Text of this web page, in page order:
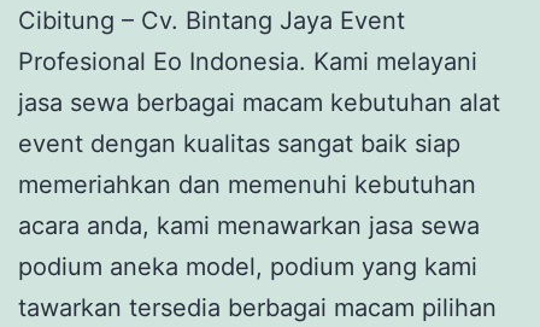
Cibitung – Cv. Bintang Jaya Event
Profesional Eo Indonesia. Kami melayani
jasa sewa berbagai macam kebutuhan alat
event dengan kualitas sangat baik siap
memeriahkan dan memenuhi kebutuhan
acara anda, kami menawarkan jasa sewa
podium aneka model, podium yang kami
tawarkan tersedia berbagai macam pilihan